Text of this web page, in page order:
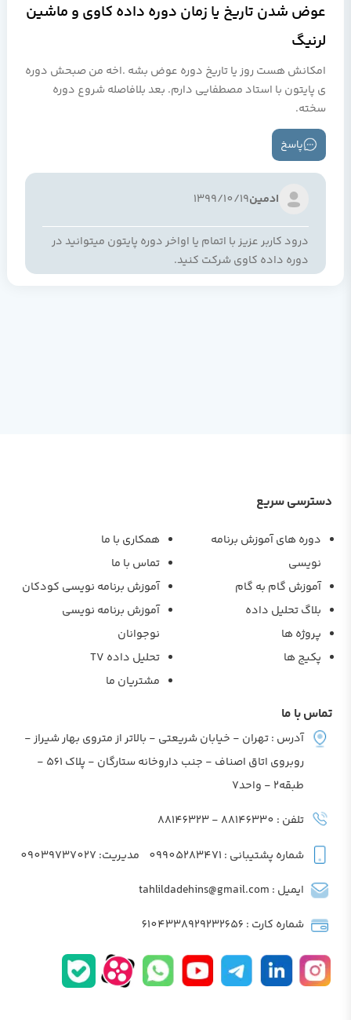
عوض شدن تاریخ یا زمان دوره داده کاوی و ماشین
لرنیگ
امکانش هست روز یا تاریخ دوره عوض بشه .اخه من صبحش دوره
ی پایتون با استاد مصطفایی دارم. بعد بلافاصله شروع دوره
سخته.
پاسخ
ادمین1399/10/19
درود کاربر عزيز با اتمام يا اواخر دوره پايتون ميتوانيد در
دوره داده کاوي شرکت کنيد.
دسترسی سریع
دوره های آموزش برنامه
نویسی
آموزش گام به گام
بلاگ تحلیل داده
پروژه ها
پکیج ها
همکاری با ما
تماس با ما
آموزش برنامه نویسی کودکان
آموزش برنامه نویسی
نوجوانان
تحلیل داده TV
مشتریان ما
تماس با ما
آدرس : تهران - خیابان شریعتی - بالاتر از متروی بهار شیراز -
روبروی اتاق اصناف - جنب داروخانه ستارگان - پلاک 561 -
طبقه2 - واحد7
تلفن : 88146330 - 88146323
شماره پشتیبانی : 09905283471 مدیریت: 09039737027
ایمیل : tahlildadehins@gmail.com
شماره کارت : 6104338929232656